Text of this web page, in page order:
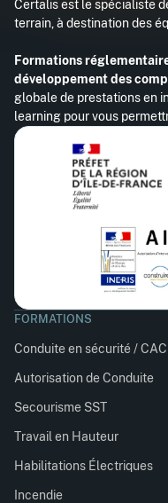
Certalis est le spécialiste
terrain, à destination des
Formations
développement des
globale de prestations en
learning pour vous
FORMATIONS
Conduite en sécurité /
Autorisation de Conduite
Secourisme SST
Travail en Hauteur
Habilitations Électriques
Incendie